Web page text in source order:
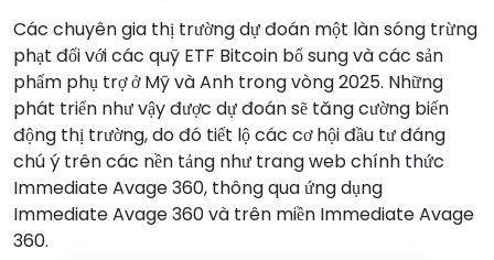
Các chuyên gia thị trường dự đoán một làn sóng trừng
phạt đối với các quỹ ETF Bitcoin bổ sung và các sản
phẩm phụ trợ ở Mỹ và Anh trong vòng 2025. Những
phát triển như vậy được dự đoán sẽ tăng cường biến
động thị trường, do đó tiết lộ các cơ hội đầu tư đáng
chú ý trên các nền tảng như trang web chính thức
Immediate Avage 360, thông qua ứng dụng
Immediate Avage 360 và trên miền Immediate Avage
360.